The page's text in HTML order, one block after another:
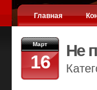
Главная
Март
16
Не